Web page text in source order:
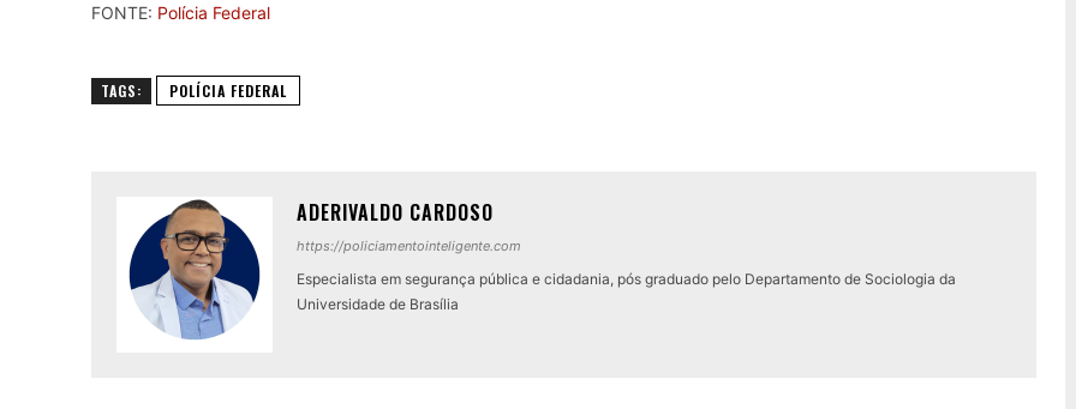
FONTE: Polícia Federal
TAGS: POLÍCIA FEDERAL
ADERIVALDO CARDOSO
https://policiamentointeligente.com
Especialista em segurança pública e cidadania, pós graduado pelo Departamento de Sociologia da
Universidade de Brasília